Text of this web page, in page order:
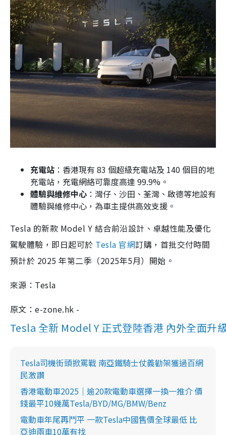
充電站 ：香港現有 83 個超級充電站及 140 個目的地
充電站，充電網絡可靠度高達 99.9%。
體驗與維修中心 ：灣仔、沙田、荃灣、啟德等地設有
體驗與維修中心，為車主提供高效支援。
Tesla 的新款 Model Y 結合前沿設計、卓越性能及優化
駕駛體驗，即日起可於 Tesla 官網訂購，首批交付時間
預計於 2025 年第二季（2025年5月）開始。
來源：Tesla
原文：e-zone.hk -
Tesla 全新 Model Y 正式登陸香港 內外全面升
Tesla司機街頭掀罵戰 南亞鐵騎士仗義勸架獲過百網
民激讚
香港電動車2025｜逾20款電動車選擇一換一推介 價
錢最平10幾萬Tesla/BYD/MG/BMW/Benz
電動車年尾再鬥平 一款Tesla中國售價全球最低 比
亞迪兩車10萬有找